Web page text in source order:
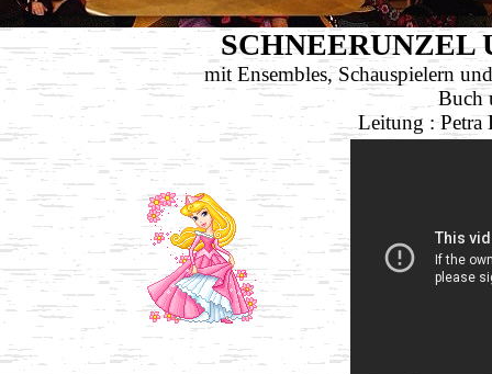
SCHNEERUNZEL
mit Ensembles, Schauspielern
Buch
Leitung : Petra